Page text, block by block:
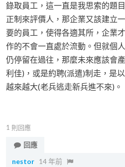
錄取員工，這一直是我思索的題
正制來評價人，那企業又該建立
要的員工，使得各適其所，企業
作的不會一直處於流動。但就個
仍停留在過往，那麼未來應該會
利佳)，或是約聘(派遣)制走，是
越來越大(老兵逃走新兵進不來)。
1 則回應
回應
nestor 14 年前